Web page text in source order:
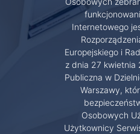
Internetowego
Europejskiego i
z dnia 27 kwietnia
Publiczna w
Warszawy,
Osobowych
Użytkownicy